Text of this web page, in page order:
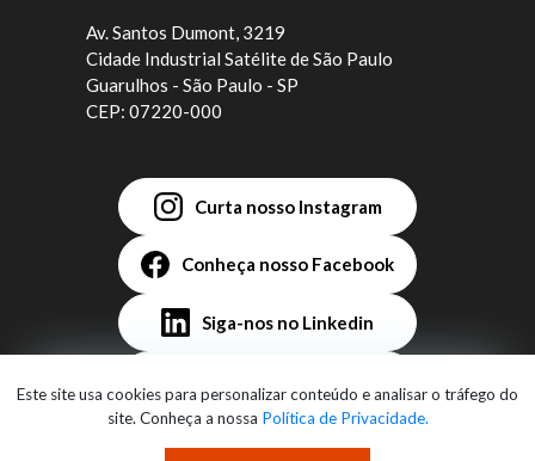
Este site usa cookies para personalizar conteúdo e analisar o tráfego do
site. Conheça a nossa Política de Privacidade.
Av. Santos Dumont, 3219
Cidade Industrial Satélite de São Paulo
Guarulhos - São Paulo - SP
CEP: 07220-000
Curta nosso Instagram
Conheça nosso Facebook
Siga-nos no Linkedin
Assista no YouTube